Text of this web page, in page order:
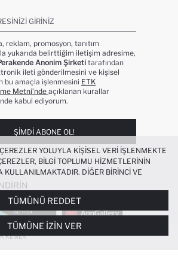
KEMER
GIRINIZ
reklam, promosyon, tanıtım
yukarıda belirttiğim iletişim adresime,
Anonim Şirketi tarafından
ileti gönderilmesini ve kişisel
bu amaçla işlenmesini ETK
Metni’nde açıklanan kurallar
kabul ediyorum.
ŞIMDI ABONE OL!
YOLUYLA KIŞISEL VERI IŞLENMEKTE
BILGI TOPLUMU HIZMETLERININ
DIĞER BIRINCI VE
ISE SIZE DAHA IYI BIR ALIŞVERIŞ
SITEMIZIN DAHA IŞLEVSEL KILINMASI VE
AÇIK RIZA VERMENIZ HALINDE, SIZLERE
YAPILMASI AMAÇLARIYLA
ÇEREZLERE DAIR TERCIHLERINIZI
ARACILIĞIYLA HER ZAMAN YÖNETEBILIR,
DETAYLI BILGIYE
TÜMÜNÜ REDDET
TÜMÜNE İZIN VER